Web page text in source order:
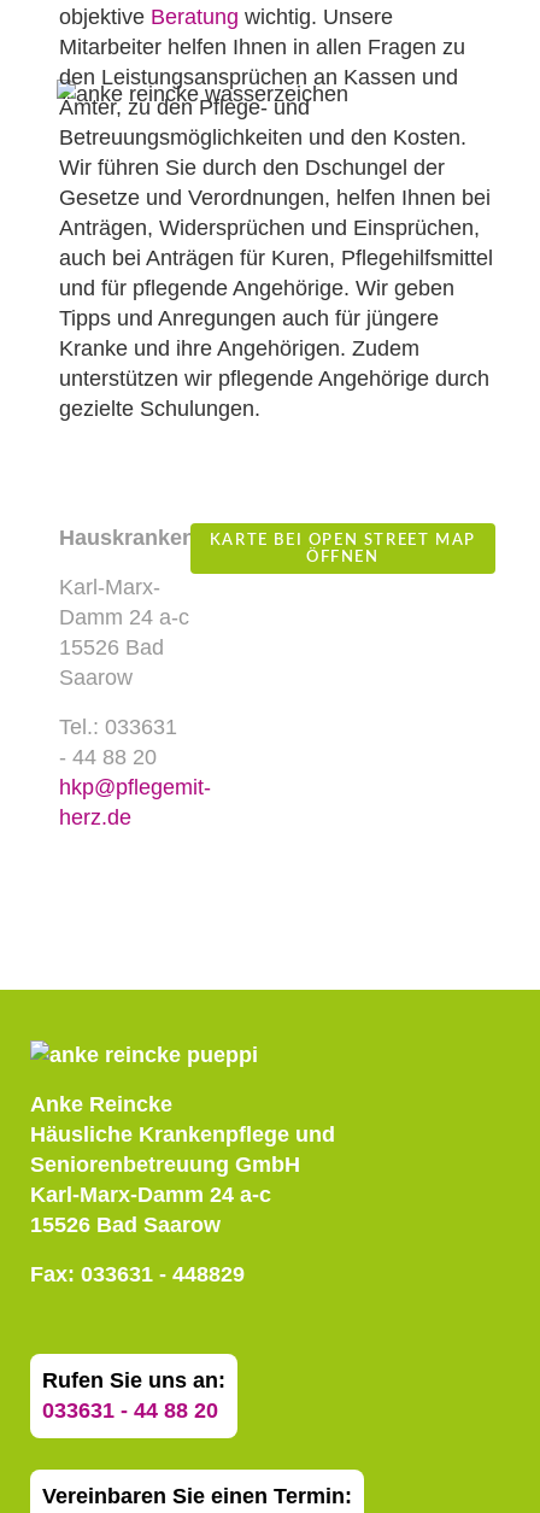
objektive Beratung wichtig. Unsere
Mitarbeiter helfen Ihnen in allen Fragen zu
den Leistungsansprüchen an Kassen und
Ämter, zu den Pflege- und
Betreuungsmöglichkeiten und den Kosten.
Wir führen Sie durch den Dschungel der
Gesetze und Verordnungen, helfen Ihnen bei
Anträgen, Widersprüchen und Einsprüchen,
auch bei Anträgen für Kuren, Pflegehilfsmittel
und für pflegende Angehörige. Wir geben
Tipps und Anregungen auch für jüngere
Kranke und ihre Angehörigen. Zudem
unterstützen wir pflegende Angehörige durch
gezielte Schulungen.
Hauskrankenpflege
Karl-Marx-
Damm 24 a-c
15526 Bad
Saarow
Tel.: 033631
- 44 88 20
hkp@pflegemit-
herz.de
KARTE BEI OPEN STREET MAP
ÖFFNEN
Anke Reincke
Häusliche Krankenpflege und
Seniorenbetreuung GmbH
Karl-Marx-Damm 24 a-c
15526 Bad Saarow
Fax: 033631 - 448829
Rufen Sie uns an:
033631 - 44 88 20
Vereinbaren Sie einen Termin: